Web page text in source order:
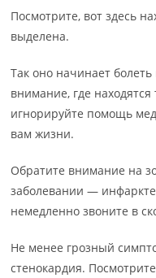
Посмотрите, вот здесь
выделена.
Так оно начинает
внимание, где
игнорируйте помощь
вам жизни.
Обратите внимание на
заболевании —
немедленно звоните в
Не менее грозный
стенокардия.